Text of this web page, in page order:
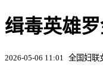
缉毒英雄
2026-05-06 11:01 全国妇联